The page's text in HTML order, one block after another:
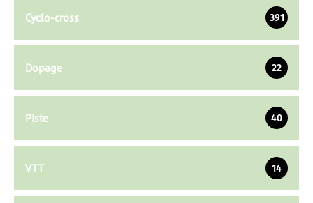
Cyclo-cross 391
Dopage 22
Piste 40
VTT 14